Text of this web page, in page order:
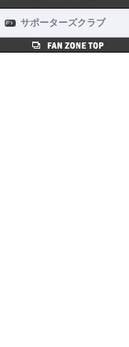
サポーターズクラブ